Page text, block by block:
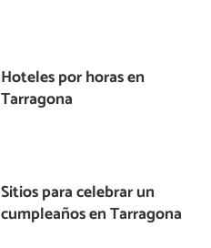
Hoteles por horas en
Tarragona
Sitios para celebrar un
cumpleaños en Tarragona